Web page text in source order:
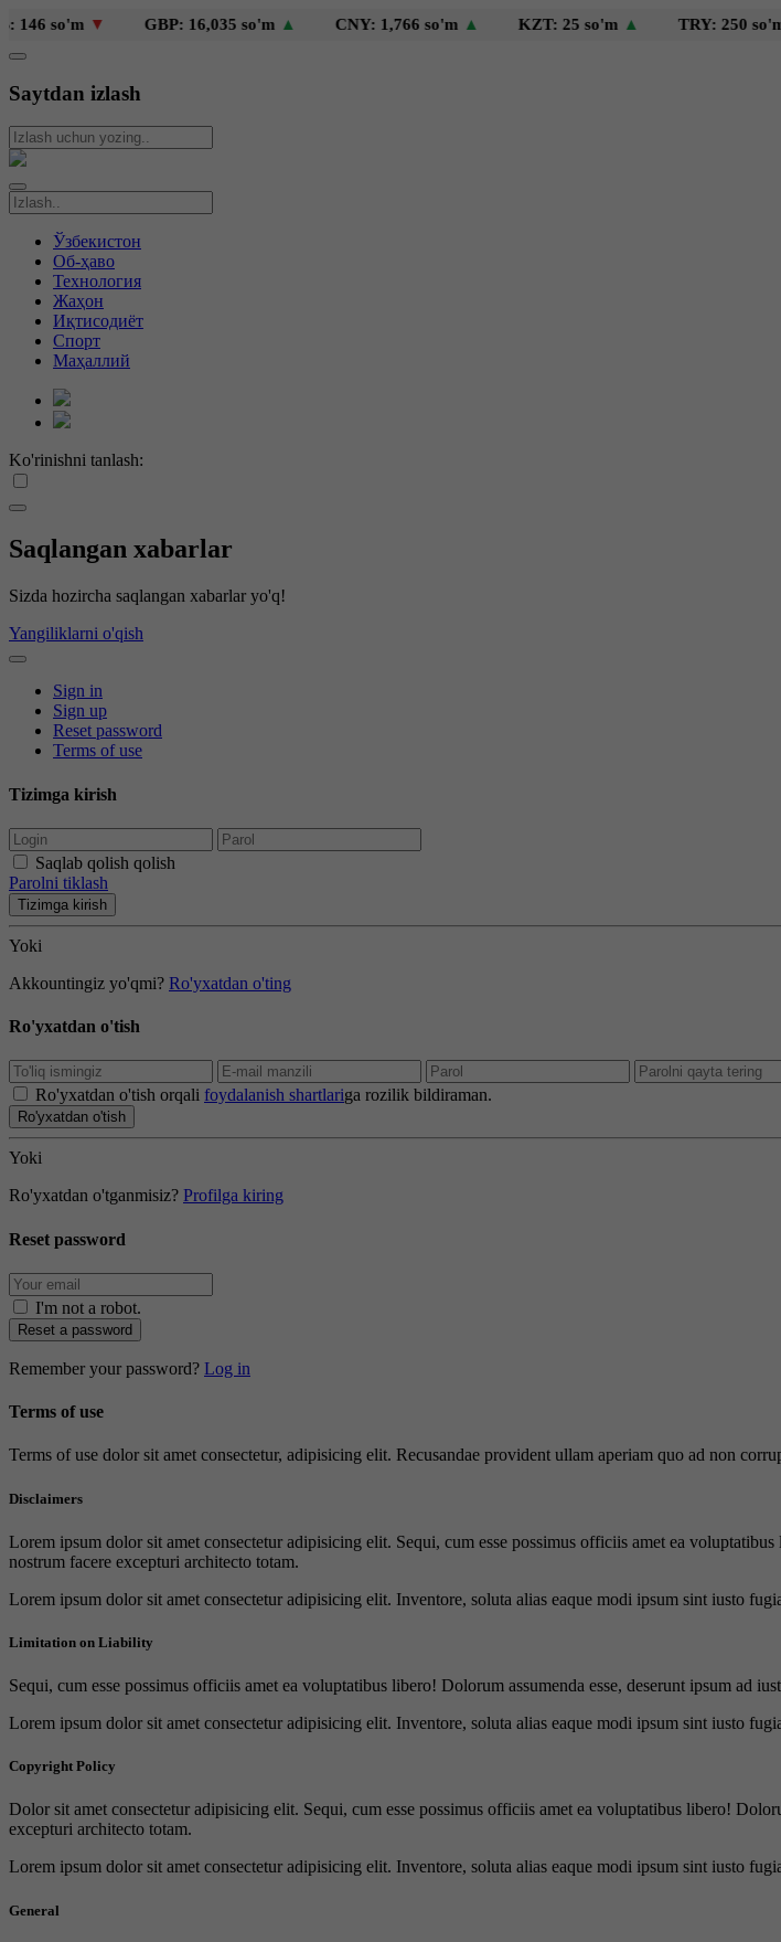
▼ GBP: 16,035 so'm▲ CNY: 1,766 so'm▲ KZT: 25 so'm▲ TRY: 250 so'm▲
Saytdan izlash
Ўзбекистон
Об-ҳаво
Технология
Жаҳон
Иқтисодиёт
Спорт
Маҳаллий
Ko'rinishni tanlash:
Saqlangan xabarlar
Sizda hozircha saqlangan xabarlar yo'q!
Yangiliklarni o'qish
Sign in
Sign up
Reset password
Terms of use
Tizimga kirish
Saqlab qolish qolish
Parolni tiklash
Tizimga kirish
Yoki
Akkountingiz yo'qmi? Ro'yxatdan o'ting
Ro'yxatdan o'tish
Ro'yxatdan o'tish orqali foydalanish shartlariga rozilik bildiraman.
Ro'yxatdan o'tish
Yoki
Ro'yxatdan o'tganmisiz? Profilga kiring
Reset password
I'm not a robot.
Reset a password
Remember your password? Log in
Terms of use
Terms of use dolor sit amet consectetur, adipisicing elit. Recusandae provident ullam aperiam quo ad non
Disclaimers
Lorem ipsum dolor sit amet consectetur adipisicing elit. Sequi, cum esse possimus officiis amet ea
nostrum facere excepturi architecto totam.
Lorem ipsum dolor sit amet consectetur adipisicing elit. Inventore, soluta alias eaque modi ipsum sint iusto
Limitation on Liability
Sequi, cum esse possimus officiis amet ea voluptatibus libero! Dolorum assumenda esse, deserunt ipsum ad
Lorem ipsum dolor sit amet consectetur adipisicing elit. Inventore, soluta alias eaque modi ipsum sint iusto
Copyright Policy
Dolor sit amet consectetur adipisicing elit. Sequi, cum esse possimus officiis amet ea voluptatibus libero!
excepturi architecto totam.
Lorem ipsum dolor sit amet consectetur adipisicing elit. Inventore, soluta alias eaque modi ipsum sint iusto
General